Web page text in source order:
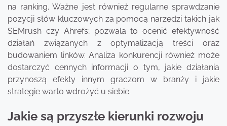
na ranking. Ważne jest również regularne sprawdzanie
pozycji słów kluczowych za pomocą narzędzi takich jak
SEMrush czy Ahrefs; pozwala to ocenić efektywność
działań związanych z optymalizacją treści oraz
budowaniem linków. Analiza konkurencji również może
dostarczyć cennych informacji o tym, jakie działania
przynoszą efekty innym graczom w branży i jakie
strategie warto wdrożyć u siebie.
Jakie są przyszłe kierunki rozwoju